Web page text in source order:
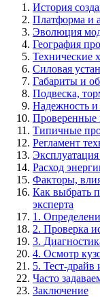
История
Платформа и
Эволюция
География
Технические
Силовая
Габариты и
Подвеска,
Надежность
Проверенные
Типичные
Регламент
Расход
Факторы,
Как выбрать
эксперта
1.
2. Проверка
3.
4. Осмотр
5. Тест-драйв
Часто
Заключение